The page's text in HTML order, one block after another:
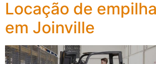
Locação de
em Joinville